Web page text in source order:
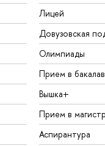
Лицей
Довузовская
Олимпиады
Прием в
Вышка+
Прием в
Аспирантура